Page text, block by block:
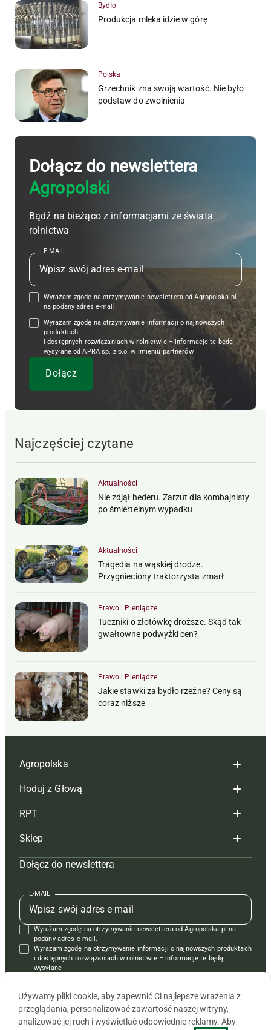
Bydło
Produkcja mleka idzie w górę
Polska
Grzechnik zna swoją wartość. Nie było
podstaw do zwolnienia
Dołącz do newslettera
Agropolski
Bądź na bieżąco z informacjami ze świata
rolnictwa
E-MAIL
Wyrażam zgodę na otrzymywanie newslettera od Agropolska.pl
na podany adres e-mail.
Wyrażam zgodę na otrzymywanie informacji o najnowszych
produktach
i dostępnych rozwiązaniach w rolnictwie – informacje te będą
wysyłane od APRA sp. z o.o. w imieniu partnerów.
Najczęściej czytane
Aktualności
Nie zdjął hederu. Zarzut dla kombajnisty
po śmiertelnym wypadku
Aktualności
Tragedia na wąskiej drodze.
Przygnieciony traktorzysta zmarł
Prawo i Pieniądze
Tuczniki o złotówkę droższe. Skąd tak
gwałtowne podwyżki cen?
Prawo i Pieniądze
Jakie stawki za bydło rzeźne? Ceny są
coraz niższe
Agropolska
Redakcja
Reklama
Tagi
Mapa serwisu
Kontakt
Regulamin
Polityka prywatności
Hoduj z Głową
Hoduj z głową bydło
Hoduj z głową świnie
Prenumerata
Redakcja
Kontakt
Reklama
RPT
Redakcja
Prenumerata
Reklama
Kontakt
Krzyżówki
Sklep
Czasopisma i prenumerata
Książki
Regulamin
Dołącz do newslettera
E-MAIL
Wyrażam zgodę na otrzymywanie newslettera od Agropolska.pl na
podany adres e-mail.
Wyrażam zgodę na otrzymywanie informacji o najnowszych produktach
i dostępnych rozwiązaniach w rolnictwie – informacje te będą
wysyłane
Używamy pliki cookie, aby zapewnić Ci najlepsze wrażenia z
przeglądania, personalizować zawartość naszej witryny,
analizować jej ruch i wyświetlać odpowiednie reklamy. Aby